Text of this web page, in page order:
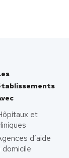
et
d’aide
domicile